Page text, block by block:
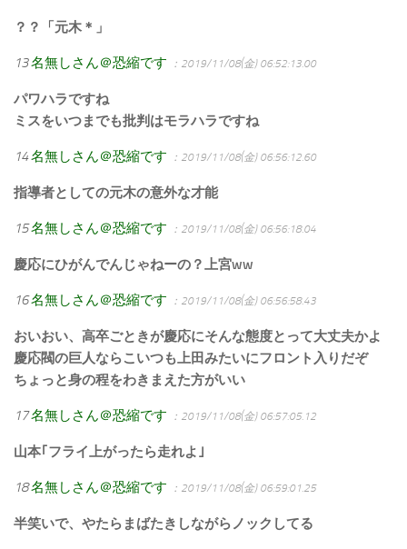
？？「元木＊」
13名無しさん＠恐縮です ：2019/11/08(金) 06:52:13.00
パワハラですね
ミスをいつまでも批判はモラハラですね
14名無しさん＠恐縮です ：2019/11/08(金) 06:56:12.60
指導者としての元木の意外な才能
15名無しさん＠恐縮です ：2019/11/08(金) 06:56:18.04
慶応にひがんでんじゃねーの？上宮ww
16名無しさん＠恐縮です ：2019/11/08(金) 06:56:58.43
おいおい、高卒ごときが慶応にそんな態度とって大丈夫かよ
慶応閥の巨人ならこいつも上田みたいにフロント入りだぞ
ちょっと身の程をわきまえた方がいい
17名無しさん＠恐縮です ：2019/11/08(金) 06:57:05.12
山本｢フライ上がったら走れよ｣
18名無しさん＠恐縮です ：2019/11/08(金) 06:59:01.25
半笑いで、やたらまばたきしながらノックしてる